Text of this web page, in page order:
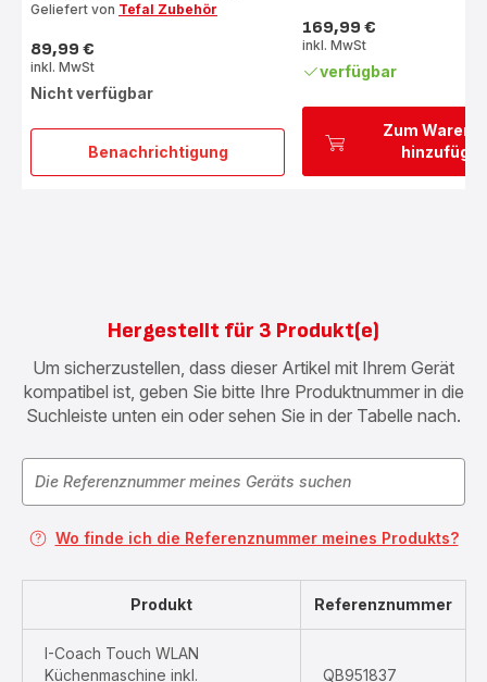
Benachrichtigung
Coach
4
(Durchschnitt)
Geliefert von Tefal Zubehör
Preis
89,99 €
inkl. MwSt
Nicht verfügbar
Zum
Preis
169,99 €
inkl. MwSt
verfügbar
Hergestellt für 3 Produkt(e)
Um sicherzustellen, dass dieser Artikel mit Ihrem Gerät
kompatibel ist, geben Sie bitte Ihre Produktnummer in die
Suchleiste unten ein oder sehen Sie in der Tabelle nach.
Wo finde ich die Referenznummer meines Produkts?
Produkt Referenznummer
I-Coach Touch WLAN
Küchenmaschine inkl.
QB951837